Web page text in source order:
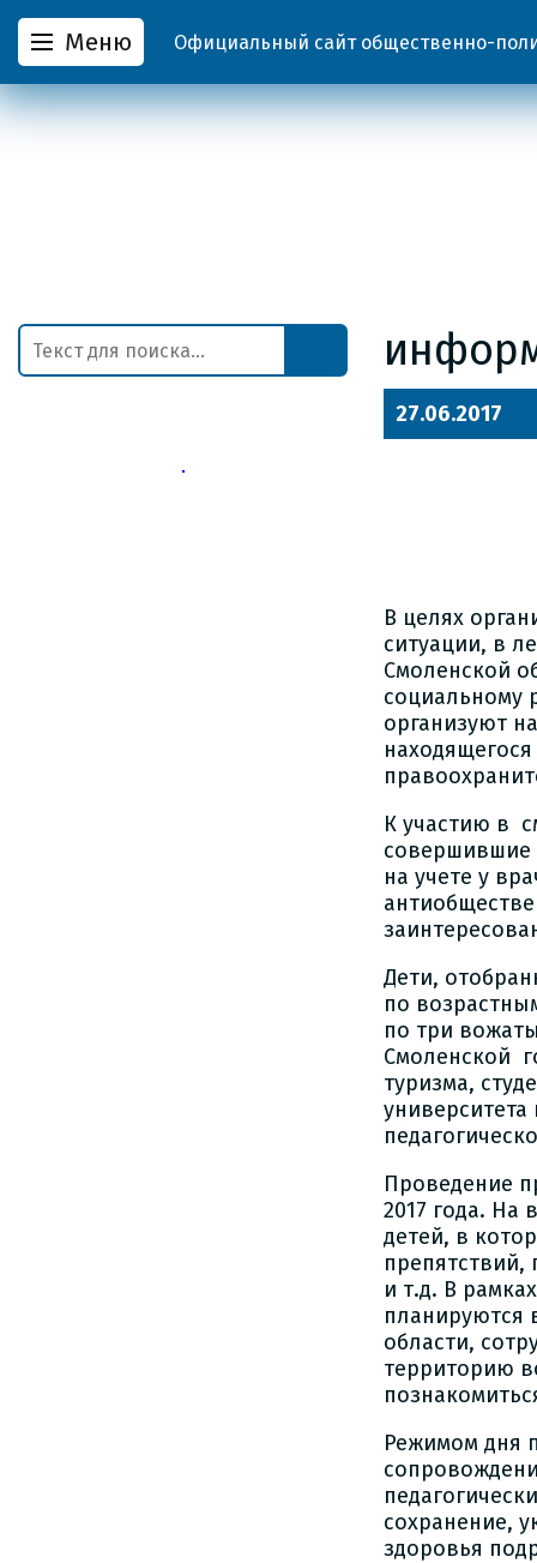
Меню Официальный сайт общественно-
27.06.2017
В целях
ситуации, в
Смоленской
социальному
организуют
К участию в
совершившие
на учете у
Дети,
по
по три
Смоленской
туризма,
Проведение
2017 года. На
детей, в
и т.д. В
планируются
области,
территорию
Режимом дня
сохранение,
здоровья